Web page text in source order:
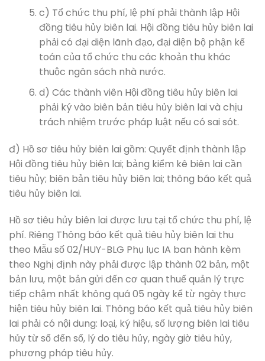
c) Tổ chức thu phí, lệ phí phải thành lập Hội
đồng tiêu hủy biên lai. Hội đồng tiêu hủy biên lai
phải có đại diện lãnh đạo, đại diện bộ phận kế
toán của tổ chức thu các khoản thu khác
thuộc ngân sách nhà nước.
d) Các thành viên Hội đồng tiêu hủy biên lai
phải ký vào biên bản tiêu hủy biên lai và chịu
trách nhiệm trước pháp luật nếu có sai sót.
đ) Hồ sơ tiêu hủy biên lai gồm: Quyết định thành lập
Hội đồng tiêu hủy biên lai; bảng kiểm kê biên lai cần
tiêu hủy; biên bản tiêu hủy biên lai; thông báo kết quả
tiêu hủy biên lai.
Hồ sơ tiêu hủy biên lai được lưu tại tổ chức thu phí, lệ
phí. Riêng Thông báo kết quả tiêu hủy biên lai thu
theo Mẫu số 02/HUY-BLG Phụ lục IA ban hành kèm
theo Nghị định này phải được lập thành 02 bản, một
bản lưu, một bản gửi đến cơ quan thuế quản lý trực
tiếp chậm nhất không quá 05 ngày kể từ ngày thực
hiện tiêu hủy biên lai. Thông báo kết quả tiêu hủy biên
lai phải có nội dung: loại, ký hiệu, số lượng biên lai tiêu
hủy từ số đến số, lý do tiêu hủy, ngày giờ tiêu hủy,
phương pháp tiêu hủy.